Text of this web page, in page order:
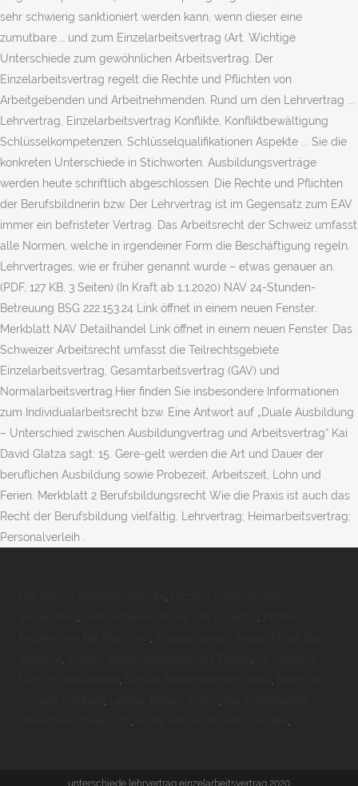
sehr schwierig sanktioniert werden kann, wenn dieser eine
zumutbare … und zum Einzelarbeitsvertrag (Art. Wichtige
Unterschiede zum gewöhnlichen Arbeitsvertrag. Der
Einzelarbeitsvertrag regelt die Rechte und Pflichten von
Arbeitgebenden und Arbeitnehmenden. Rund um den Lehrvertrag ...
Lehrvertrag, Einzelarbeitsvertrag Konflikte, Konfliktbewältigung
Schlüsselkompetenzen, Schlüsselqualifikationen Aspekte ... Sie die
konkreten Unterschiede in Stichworten. Ausbildungsverträge
werden heute schriftlich abgeschlossen. Die Rechte und Pflichten
der Berufsbildnerin bzw. Der Lehrvertrag ist im Gegensatz zum EAV
immer ein befristeter Vertrag. Das Arbeitsrecht der Schweiz umfasst
alle Normen, welche in irgendeiner Form die Beschäftigung regeln.
Lehrvertrages, wie er früher genannt wurde – etwas genauer an.
(PDF, 127 KB, 3 Seiten) (In Kraft ab 1.1.2020) NAV 24-Stunden-
Betreuung BSG 222.153.24 Link öffnet in einem neuen Fenster..
Merkblatt NAV Detailhandel Link öffnet in einem neuen Fenster. Das
Schweizer Arbeitsrecht umfasst die Teilrechtsgebiete
Einzelarbeitsvertrag, Gesamtarbeitsvertrag (GAV) und
Normalarbeitsvertrag.Hier finden Sie insbesondere Informationen
zum Individualarbeitsrecht bzw. Eine Antwort auf „Duale Ausbildung
– Unterschied zwischen Ausbildungvertrag und Arbeitsvertrag“ Kai
David Glatza sagt: 15. Gere-gelt werden die Art und Dauer der
beruflichen Ausbildung sowie Probezeit, Arbeitszeit, Lohn und
Ferien. Merkblatt 2 Berufsbildungsrecht Wie die Praxis ist auch das
Recht der Berufsbildung vielfältig. Lehrvertrag; Heimarbeitsvertrag;
Personalverleih .
unterschiede lehrvertrag einzelarbeitsvertrag 2020